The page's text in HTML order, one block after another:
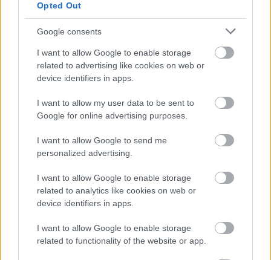
Opted Out
Google consents
I want to allow Google to enable storage
related to advertising like cookies on web or
device identifiers in apps.
I want to allow my user data to be sent to
Google for online advertising purposes.
I want to allow Google to send me
personalized advertising.
I want to allow Google to enable storage
related to analytics like cookies on web or
device identifiers in apps.
I want to allow Google to enable storage
related to functionality of the website or app.
hoz (portfóliója az
Parasztorvos vers
2011. március 05.
es évekből: A népi gyógyászoknak kívülről meg kell
tanulni :-)
Argentín illusztrációk in your face! -
Santiago Caruso
82-es születésű Buenos Aires-i professzionális